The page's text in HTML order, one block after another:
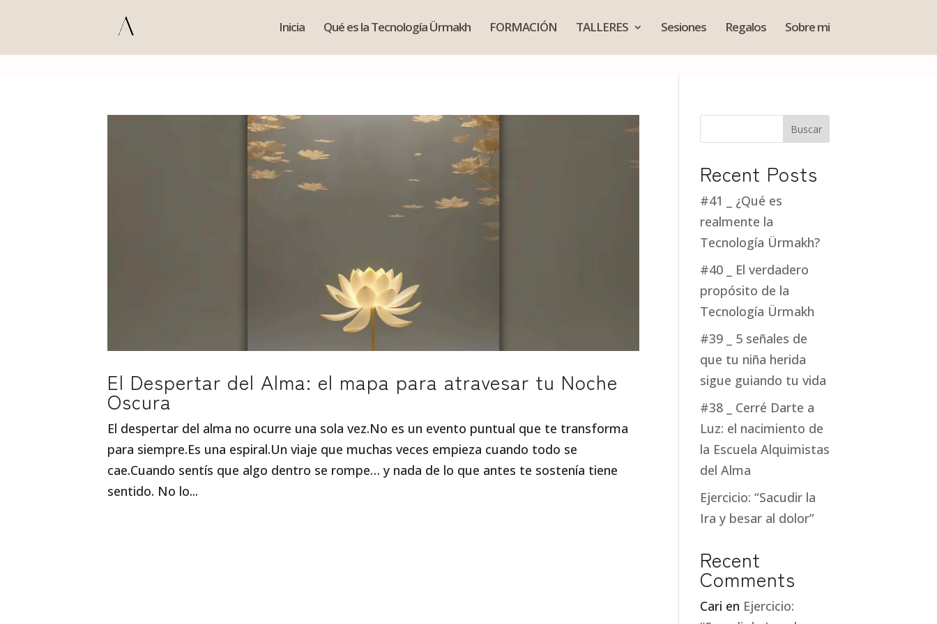
Inicia Qué es la Tecnología Ürmakh FORMACIÓN TALLERES Sesiones Regalos Sobre mi
El Despertar del Alma: el mapa para atravesar tu Noche
Oscura
El despertar del alma no ocurre una sola vez.No es un evento puntual que te transforma
para siempre.Es una espiral.Un viaje que muchas veces empieza cuando todo se
cae.Cuando sentís que algo dentro se rompe… y nada de lo que antes te sostenía tiene
sentido. No lo...
Buscar
Recent Posts
#41 _ ¿Qué es
realmente la
Tecnología Ürmakh?
#40 _ El verdadero
propósito de la
Tecnología Ürmakh
#39 _ 5 señales de
que tu niña herida
sigue guiando tu vida
#38 _ Cerré Darte a
Luz: el nacimiento de
la Escuela Alquimistas
del Alma
Ejercicio: “Sacudir la
Ira y besar al dolor”
Recent
Comments
Cari en Ejercicio: